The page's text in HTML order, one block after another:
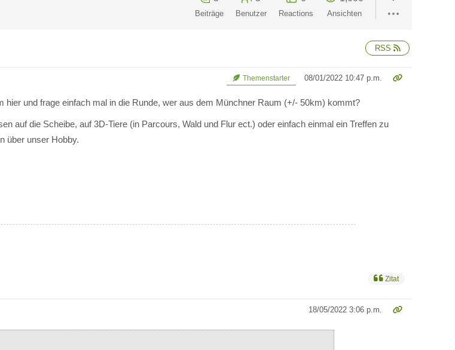
Beiträge Benutzer Reactions Ansichten
RSS
Themenstarter 08/01/2022 10:47 p.m.
hier und frage einfach mal in die Runde, wer aus dem Münchner Raum (+/- 50km) kommt?
auf die Scheibe, auf 3D-Tiere (in Parcours, Wald und Flur ect.) oder einfach einmal ein Treffen zu
über unser Hobby.
Zitat
18/05/2022 3:06 p.m.